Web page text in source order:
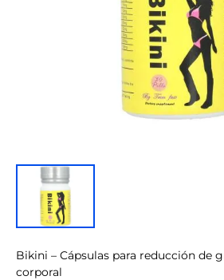
Bikini – Cápsulas para reducción de
corporal